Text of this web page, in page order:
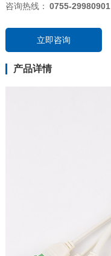
咨询热线： 0755-29980901
立即咨询
产品详情